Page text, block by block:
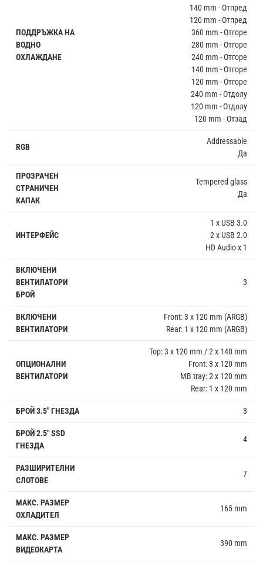
ПОДДРЪЖКА НА
ВОДНО
ОХЛАЖДАНЕ
140 mm - Отпред
120 mm - Отпред
360 mm - Отгоре
280 mm - Отгоре
240 mm - Отгоре
140 mm - Отгоре
120 mm - Отгоре
240 mm - Отдолу
120 mm - Отдолу
120 mm - Отзад
RGB
Addressable
Да
ПРОЗРАЧЕН
СТРАНИЧЕН
КАПАК
Tempered glass
Да
ИНТЕРФЕЙС
1 x USB 3.0
2 x USB 2.0
HD Audio x 1
ВКЛЮЧЕНИ
ВЕНТИЛАТОРИ
БРОЙ
3
ВКЛЮЧЕНИ
ВЕНТИЛАТОРИ
Front: 3 x 120 mm (ARGB)
Rear: 1 x 120 mm (ARGB)
ОПЦИОНАЛНИ
ВЕНТИЛАТОРИ
Top: 3 x 120 mm / 2 x 140 mm
Front: 3 x 120 mm
MB tray: 2 x 120 mm
Rear: 1 x 120 mm
БРОЙ 3.5" ГНЕЗДА 3
БРОЙ 2.5" SSD
ГНЕЗДА
4
РАЗШИРИТЕЛНИ
СЛОТОВЕ
7
МАКС. РАЗМЕР
ОХЛАДИТЕЛ
165 mm
МАКС. РАЗМЕР
ВИДЕОКАРТА
390 mm